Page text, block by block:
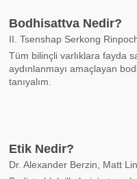
Bodhisattva Nedir?
II. Tsenshap Serkong
Tüm bilinçli varlıklara fayda
aydınlanmayı amaçlayan
tanıyalım.
Etik Nedir?
Dr. Alexander Berzin, Matt